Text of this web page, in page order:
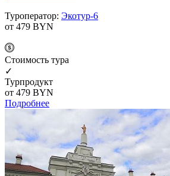
Туроператор: Экотур-6
от 479 BYN
Cтоимость тура
✓
Турпродукт
от 479 BYN
Подробнее